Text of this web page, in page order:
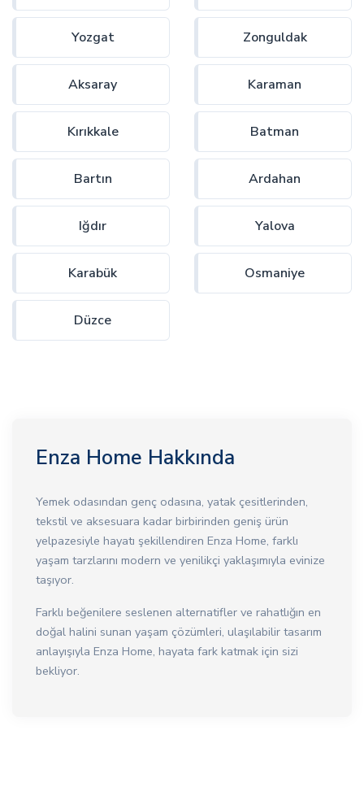
Yozgat Zonguldak
Aksaray Karaman
Kırıkkale Batman
Bartın Ardahan
Iğdır Yalova
Karabük Osmaniye
Düzce
Enza Home Hakkında
Yemek odasından genç odasına, yatak çesitlerinden,
tekstil ve aksesuara kadar birbirinden geniş ürün
yelpazesiyle hayatı şekillendiren Enza Home, farklı
yaşam tarzlarını modern ve yenilikçi yaklaşımıyla evinize
taşıyor.
Farklı beğenilere seslenen alternatifler ve rahatlığın en
doğal halini sunan yaşam çözümleri, ulaşılabilir tasarım
anlayışıyla Enza Home, hayata fark katmak için sizi
bekliyor.